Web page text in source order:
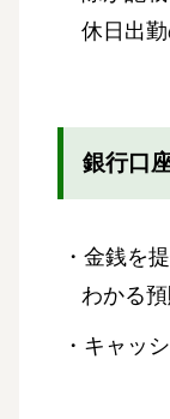
休日出勤
銀行口
・金銭を
わかる
・キャッ